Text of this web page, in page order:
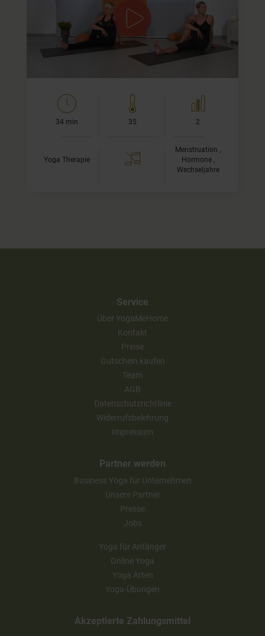
In diesem Video üben wir die vollständige Sequenz der
Hormon-Yoga Asanas (Yoga-Übungen) von Anfang bis
Ende.
Beachte bitte das dies das vierte und…
34 min 35 2
Yoga Therapie
Menstruation ,
Hormone ,
Wechseljahre
Service
Über YogaMeHome
Kontakt
Preise
Gutschein kaufen
Team
AGB
Datenschutzrichtlinie
Widerrufsbelehrung
Impressum
Partner werden
Business Yoga für Unternehmen
Unsere Partner
Presse
Jobs
Yoga für Anfänger
Online Yoga
Yoga Arten
Yoga-Übungen
Akzeptierte Zahlungsmittel